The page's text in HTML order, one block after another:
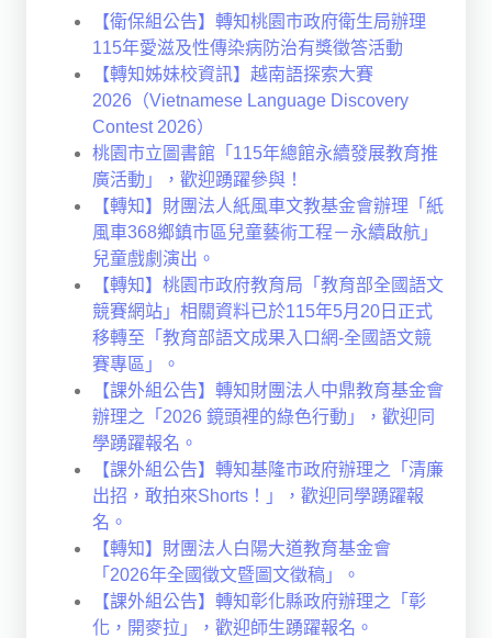
【衛保組公告】轉知桃園市政府衛生局辦理
115年愛滋及性傳染病防治有獎徵答活動
【轉知姊妹校資訊】越南語探索大賽
2026（Vietnamese Language Discovery
Contest 2026）
桃園市立圖書館「115年總館永續發展教育推
廣活動」，歡迎踴躍參與！
【轉知】財團法人紙風車文教基金會辦理「紙
風車368鄉鎮市區兒童藝術工程－永續啟航」
兒童戲劇演出。
【轉知】桃園市政府教育局「教育部全國語文
競賽網站」相關資料已於115年5月20日正式
移轉至「教育部語文成果入口網-全國語文競
賽專區」。
【課外組公告】轉知財團法人中鼎教育基金會
辦理之「2026 鏡頭裡的綠色行動」，歡迎同
學踴躍報名。
【課外組公告】轉知基隆市政府辦理之「清廉
出招，敢拍來Shorts！」，歡迎同學踴躍報
名。
【轉知】財團法人白陽大道教育基金會
「2026年全國徵文暨圖文徵稿」。
【課外組公告】轉知彰化縣政府辦理之「彰
化，開麥拉」，歡迎師生踴躍報名。